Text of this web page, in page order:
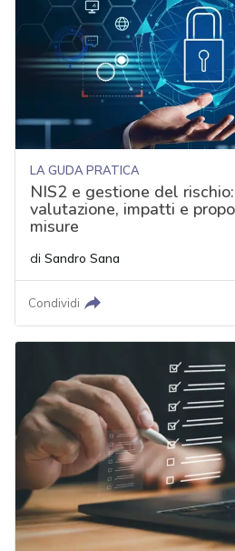
LA GUDA PRATICA
NIS2 e gestione del
valutazione, impatti e
misure
di Sandro Sana
Condividi